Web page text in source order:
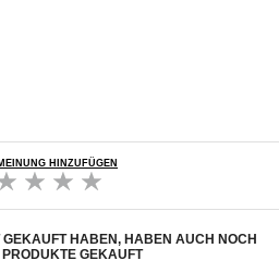
HINZUFÜGEN
HABEN, HABEN AUCH NOCH
PRODUKTE GEKAUFT